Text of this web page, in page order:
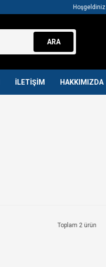
Hoşgeldiniz
ARA
İLETİŞİM HAKKIMIZDA
Toplam 2 ürün